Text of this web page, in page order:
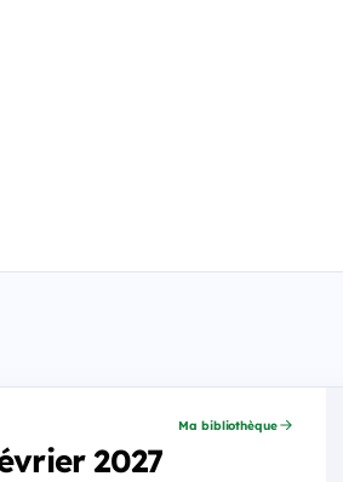
2027
Ma bibliothèque